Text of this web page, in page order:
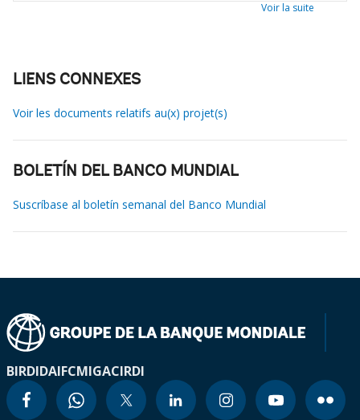
Voir la suite
LIENS CONNEXES
Voir les documents relatifs au(x) projet(s)
BOLETÍN DEL BANCO MUNDIAL
Suscríbase al boletín semanal del Banco Mundial
BIRDIDAIFCMIGACIRDI